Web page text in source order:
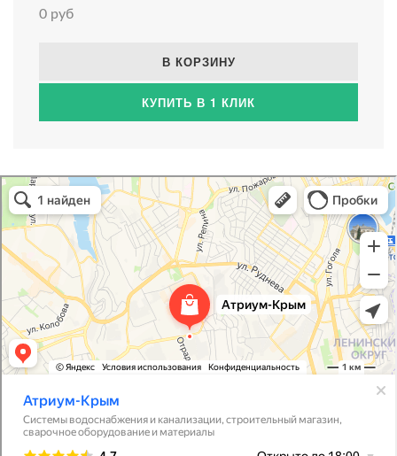
0 руб
В КОРЗИНУ
КУПИТЬ В 1 КЛИК
Атриум-Крым
Системы водоснабжения, отопления, канализации в Севастополе
Снабжение строительных объектов в Севастополе